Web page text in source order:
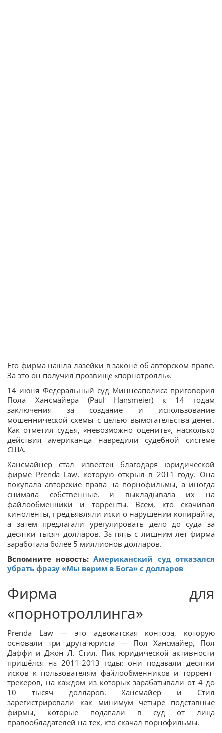
Его фирма нашла лазейки в законе об авторском праве.
За это он получил прозвище «порнотролль».
14 июня Федеральный суд Миннеаполиса приговорил
Пола Хансмайера (Paul Hansmeier) к 14 годам
заключения за создание и использование
мошеннической схемы с целью вымогательства денег.
Как отметил судья, «невозможно оценить», насколько
действия американца навредили судебной системе
США.
Хансмайнер стал известен благодаря юридической
фирме Prenda Law, которую открыл в 2011 году. Она
покупала авторские права на порнофильмы, а иногда
снимала собственные, и выкладывала их на
файлообменники и торренты. Всем, кто скачивал
киноленты, предъявляли иски о нарушении копирайта,
а затем предлагали урегулировать дело до суда за
десятки тысяч долларов. За пять с лишним лет фирма
заработала более 5 миллионов долларов.
Вспомните новость: Американский суд отказался
убрать фразу «Мы верим в Бога» с долларов
Фирма для
«порнотроллинга»
Prenda Law — это адвокатская контора, которую
основали три друга-юриста — Пол Хансмайер, Пол
Даффи и Джон Л. Стил. Пик юридической активности
пришёлся на 2011-2013 годы: они подавали десятки
исков к пользователям файлообменников и торрент-
трекеров, на каждом из которых зарабатывали от 4 до
10 тысяч долларов. Хансмайер и Стил
зарегистрировали как минимум четыре подставные
фирмы, которые подавали в суд от лица
правообладателей на тех, кто скачал порнофильмы.